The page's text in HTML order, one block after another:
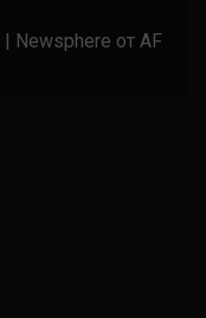
Newsphere от AF